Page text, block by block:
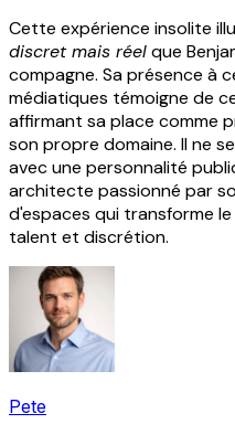
Cette expérience insolite
discret mais réelque
compagne. Sa présence à
médiatiques témoigne de
affirmant sa place comme
son propre domaine. Il ne
avec une personnalité
architecte passionné par
d'espaces qui transforme
talent et discrétion.
Pete